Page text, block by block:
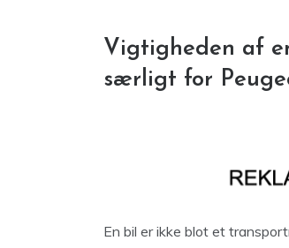
Vigtigheden af
særligt for
En bil er ikke blot et